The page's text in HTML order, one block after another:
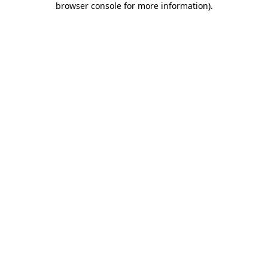
browser console for more information).